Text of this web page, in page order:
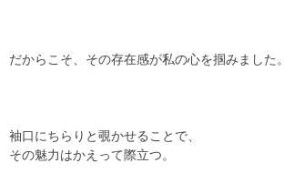
だからこそ、その存在感が私の心を掴みました。
袖口にちらりと覗かせることで、
その魅力はかえって際立つ。